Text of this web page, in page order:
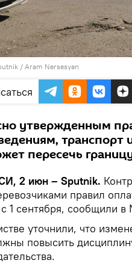
/ Aram Nersesyan
утвержденным
транспорт
пересечь
2 июн – Sputnik.
правил
1 сентября, сообщили
уточнили, что
повысить